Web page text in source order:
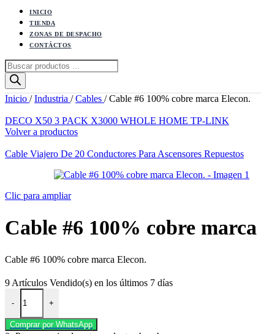
INICIO
TIENDA
ZONAS DE DESPACHO
CONTÁCTOS
Búsqueda
de
productos
Inicio / Industria / Cables / Cable #6 100% cobre marca Elecon.
DECO X50 3 PACK X3000 WHOLE HOME TP-LINK
Volver a productos
Cable Viajero De 20 Conductores Para Ascensores Repuestos
Clic para ampliar
Cable #6 100% cobre
Cable #6 100% cobre marca Elecon.
9 Artículos Vendido(s) en los últimos 7 días
-
Cable #6 100% cobre marca Elecon. cantidad
+
Comprar por WhatsApp